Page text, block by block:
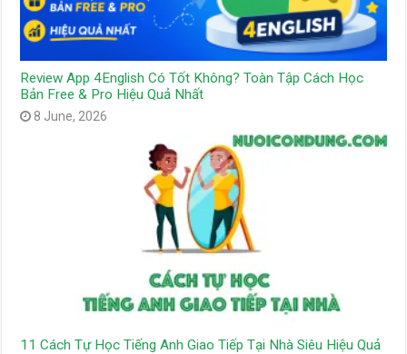
Review App 4English Có Tốt Không? Toàn Tập Cách Học
Bản Free & Pro Hiệu Quả Nhất
8 June, 2026
11 Cách Tự Học Tiếng Anh Giao Tiếp Tại Nhà Siêu Hiệu Quả